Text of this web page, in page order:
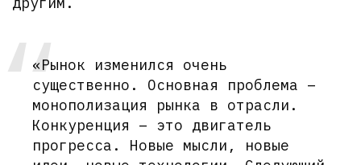
«Рынок изменился очень
существенно. Основная проблема –
монополизация рынка в отрасли.
Конкуренция – это двигатель
прогресса. Новые мысли, новые